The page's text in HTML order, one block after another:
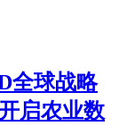
全球战略
启农业数